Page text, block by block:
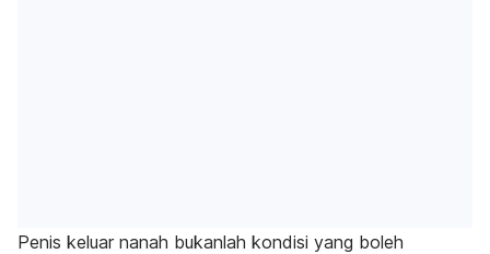
Penis keluar nanah bukanlah kondisi yang boleh